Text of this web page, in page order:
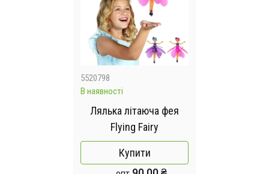
5520798
В наявності
Лялька літаюча фея
Flying Fairy
Купити